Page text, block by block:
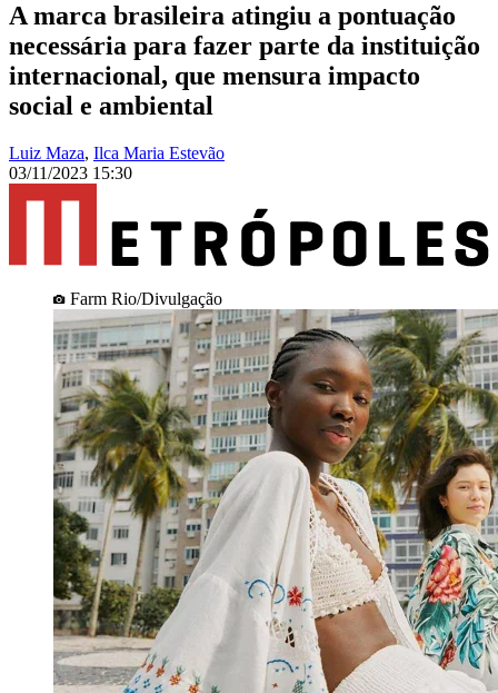
A marca brasileira atingiu a pontuação
necessária para fazer parte da instituição
internacional, que mensura impacto
social e ambiental
Luiz Maza, Ilca Maria Estevão
03/11/2023 15:30
Farm Rio/Divulgação